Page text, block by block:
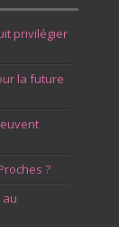
privilégier
la future
?